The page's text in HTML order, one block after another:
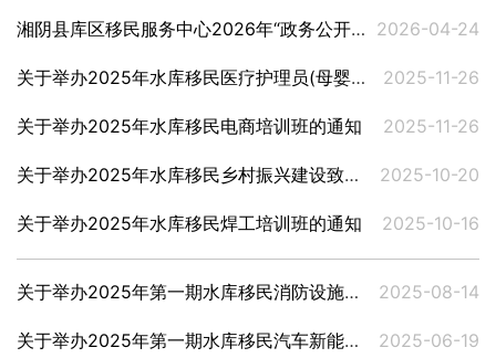
湘阴县库区移民服务中心2026年“政务公开主题月”活动实施方案 2026-04-24
关于举办2025年水库移民医疗护理员(母婴护理方向)培训班的通知 2025-11-26
关于举办2025年水库移民电商培训班的通知 2025-11-26
关于举办2025年水库移民乡村振兴建设致富带头人培训班的通知 2025-10-20
关于举办2025年水库移民焊工培训班的通知 2025-10-16
关于举办2025年第一期水库移民消防设施操作员培训班的通知 2025-08-14
关于举办2025年第一期水库移民汽车新能源三电维修培训班的通知 2025-06-19